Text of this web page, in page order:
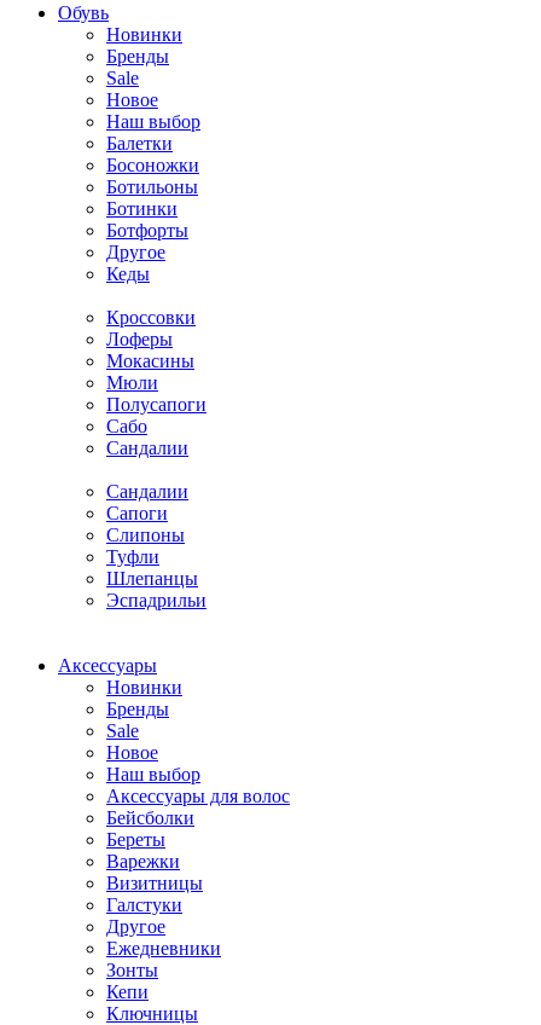
Обувь
Новинки
Бренды
Sale
Новое
Наш выбор
Балетки
Босоножки
Ботильоны
Ботинки
Ботфорты
Другое
Кеды
Кроссовки
Лоферы
Мокасины
Мюли
Полусапоги
Сабо
Сандалии
Сандалии
Сапоги
Слипоны
Туфли
Шлепанцы
Эспадрильи
Аксессуары
Новинки
Бренды
Sale
Новое
Наш выбор
Аксессуары для волос
Бейсболки
Береты
Варежки
Визитницы
Галстуки
Другое
Ежедневники
Зонты
Кепи
Ключницы